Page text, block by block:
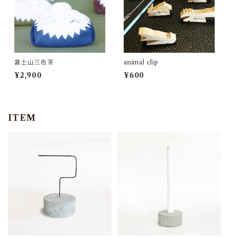
富士山三色茶
¥2,900
animal clip
¥600
ITEM